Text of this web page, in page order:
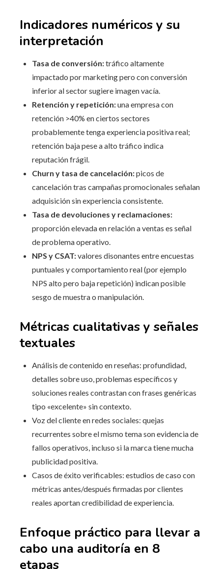
Indicadores numéricos y su
interpretación
Tasa de conversión:tráfico altamente
impactado por marketing pero con conversión
inferior al sector sugiere imagen vacía.
Retención y repetición:una empresa con
retención >40% en ciertos sectores
probablemente tenga experiencia positiva real;
retención baja pese a alto tráfico indica
reputación frágil.
Churn y tasa de cancelación:picos de
cancelación tras campañas promocionales señalan
adquisición sin experiencia consistente.
Tasa de devoluciones y reclamaciones:
proporción elevada en relación a ventas es señal
de problema operativo.
NPS y CSAT:valores disonantes entre encuestas
puntuales y comportamiento real (por ejemplo
NPS alto pero baja repetición) indican posible
sesgo de muestra o manipulación.
Métricas cualitativas y señales
textuales
Análisis de contenido en reseñas: profundidad,
detalles sobre uso, problemas específicos y
soluciones reales contrastan con frases genéricas
tipo «excelente» sin contexto.
Voz del cliente en redes sociales: quejas
recurrentes sobre el mismo tema son evidencia de
fallos operativos, incluso si la marca tiene mucha
publicidad positiva.
Casos de éxito verificables: estudios de caso con
métricas antes/después firmadas por clientes
reales aportan credibilidad de experiencia.
Enfoque práctico para llevar a
cabo una auditoría en 8
etapas